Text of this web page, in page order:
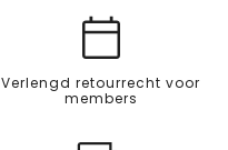
Verlengd retourrecht voor
members